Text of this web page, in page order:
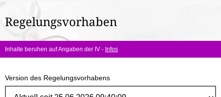
hier:
Regelungsvorhaben
Inhalte beruhen auf Angaben der IV - Infos
Version des Regelungsvorhabens